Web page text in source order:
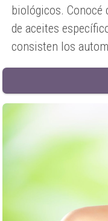
biológicos. Conocé
de aceites
consisten los